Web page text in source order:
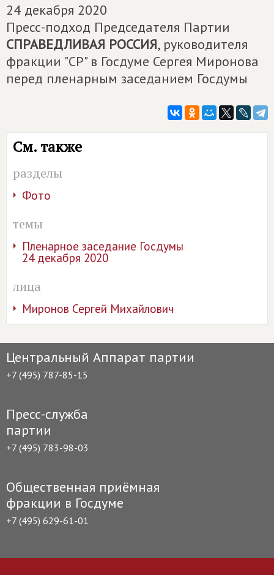
24 декабря 2020
Пресс-подход Председателя Партии
СПРАВЕДЛИВАЯ РОССИЯ, руководителя
фракции "СР" в Госдуме Сергея Миронова
перед пленарным заседанием Госдумы
См. также
разделы
Фото
темы
Пленарное заседание Госдумы
24 декабря 2020
лица
Миронов Сергей Михайлович
Центральный Аппарат партии
+7 (495) 787-85-15
Пресс-служба
партии
+7 (495) 783-98-03
Общественная приёмная
фракции в Госдуме
+7 (495) 629-61-01